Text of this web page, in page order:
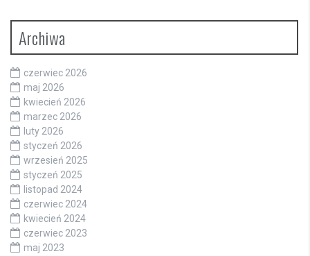
Archiwa
czerwiec 2026
maj 2026
kwiecień 2026
marzec 2026
luty 2026
styczeń 2026
wrzesień 2025
styczeń 2025
listopad 2024
czerwiec 2024
kwiecień 2024
czerwiec 2023
maj 2023